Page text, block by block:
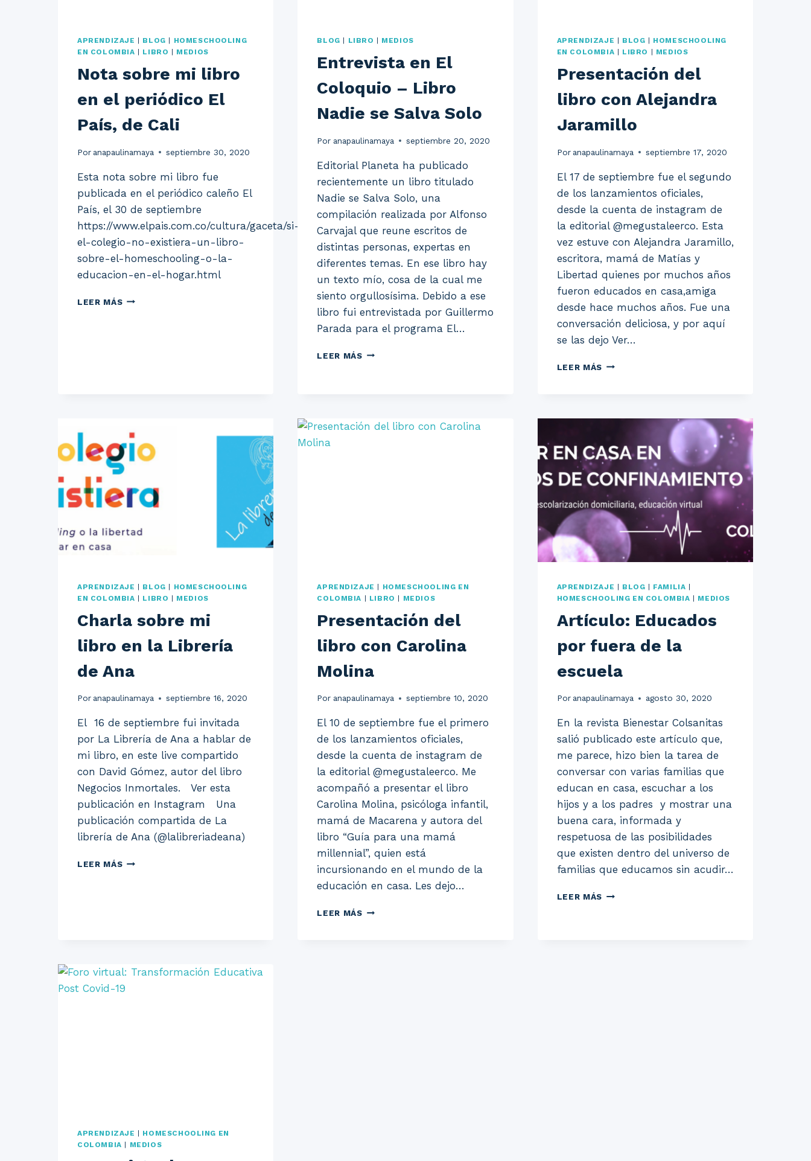
APRENDIZAJE BLOG
HOMESCHOOLING
EN COLOMBIA
LIBRO MEDIOS
Nota sobre mi libro
en el periódico El
País, de Cali
Por anapaulinamaya septiembre 30, 2020
Esta nota sobre mi libro fue
publicada en el periódico caleño El
País, el 30 de septiembre
https://www.elpais.com.co/cultura/gaceta/si-
el-colegio-no-existiera-un-libro-
sobre-el-homeschooling-o-la-
educacion-en-el-hogar.html
LEER MÁSNOTA
BLOG LIBRO MEDIOS
Entrevista en El
Coloquio – Libro
Nadie se Salva Solo
Por anapaulinamaya septiembre 20, 2020
Editorial Planeta ha publicado
recientemente un libro titulado
Nadie se Salva Solo, una
compilación realizada por Alfonso
Carvajal que reune escritos de
distintas personas, expertas en
diferentes temas. En ese libro hay
un texto mío, cosa de la cual me
siento orgullosísima. Debido a ese
libro fui entrevistada por Guillermo
Parada para el programa El…
LEER MÁSENTREVISTA
NADIE
APRENDIZAJE BLOG
HOMESCHOOLING
EN COLOMBIA
LIBRO MEDIOS
Presentación del
libro con Alejandra
Jaramillo
Por anapaulinamaya septiembre 17, 2020
El 17 de septiembre fue el segundo
de los lanzamientos oficiales,
desde la cuenta de instagram de
la editorial @megustaleerco. Esta
vez estuve con Alejandra Jaramillo,
escritora, mamá de Matías y
Libertad quienes por muchos años
fueron educados en casa,amiga
desde hace muchos años. Fue una
conversación deliciosa, y por aquí
se las dejo Ver…
LEER MÁS PRESENTACIÓN
APRENDIZAJE | BLOG | HOMESCHOOLING
EN COLOMBIA | LIBRO | MEDIOS
Charla sobre mi
libro en la Librería
de Ana
Por anapaulinamaya septiembre 16, 2020
El 16 de septiembre fui invitada
por La Librería de Ana a hablar de
mi libro, en este live compartido
con David Gómez, autor del libro
Negocios Inmortales. Ver esta
publicación en Instagram Una
publicación compartida de La
librería de Ana (@lalibreriadeana)
LEER MÁSCHARLA
APRENDIZAJE | HOMESCHOOLING EN
COLOMBIA | LIBRO | MEDIOS
Presentación del
libro con Carolina
Molina
Por anapaulinamaya septiembre 10, 2020
El 10 de septiembre fue el primero
de los lanzamientos oficiales,
desde la cuenta de instagram de
la editorial @megustaleerco. Me
acompañó a presentar el libro
Carolina Molina, psicóloga infantil,
mamá de Macarena y autora del
libro “Guía para una mamá
millennial”, quien está
incursionando en el mundo de la
educación en casa. Les dejo…
LEER MÁSPRESENTACIÓN
APRENDIZAJE | BLOG | FAMILIA |
HOMESCHOOLING EN COLOMBIA | MEDIOS
Artículo: Educados
por fuera de la
escuela
Por anapaulinamaya agosto 30, 2020
En la revista Bienestar Colsanitas
salió publicado este artículo que,
me parece, hizo bien la tarea de
conversar con varias familias que
educan en casa, escuchar a los
hijos y a los padres y mostrar una
buena cara, informada y
respetuosa de las posibilidades
que existen dentro del universo de
familias que educamos sin acudir…
LEER MÁS ARTÍCULO:
APRENDIZAJE | HOMESCHOOLING EN
COLOMBIA | MEDIOS